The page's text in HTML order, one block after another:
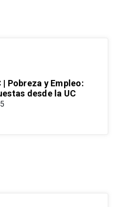
Pobreza y Empleo:
desde la UC